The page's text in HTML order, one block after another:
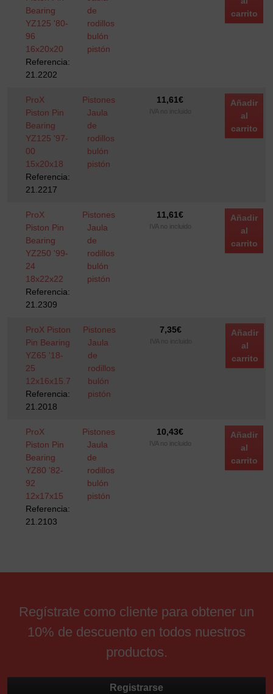
Bearing
YZ125 '80-
96
16x20x20
Referencia:
21.2202
de
rodillos
bulón
pistón
carrito
ProX
Piston Pin
Bearing
YZ125 '97-
00
15x20x18
Referencia:
21.2217
Pistones
Jaula
de
rodillos
bulón
pistón
11,61€
IVA no incluido
Añadir
al
carrito
ProX
Piston Pin
Bearing
YZ250 '99-
24
18x22x22
Referencia:
21.2309
Pistones
Jaula
de
rodillos
bulón
pistón
11,61€
IVA no incluido
Añadir
al
carrito
ProX Piston
Pin Bearing
YZ65 '18-
25
12x16x15.7
Referencia:
21.2018
Pistones
Jaula
de
rodillos
bulón
pistón
7,35€
IVA no incluido
Añadir
al
carrito
ProX
Piston Pin
Bearing
YZ80 '82-
92
12x17x15
Referencia:
21.2103
Pistones
Jaula
de
rodillos
bulón
pistón
10,43€
IVA no incluido
Añadir
al
carrito
Regístrate como cliente para obtener un
10% de descuento en todos nuestros
productos.
Registrarse